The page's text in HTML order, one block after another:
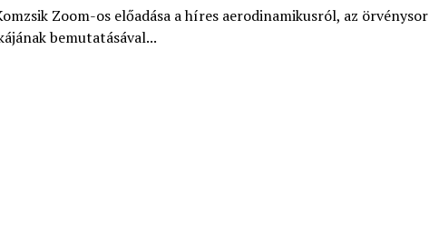
Zoom-os előadása a híres aerodinamikusról, az örvénysor
bemutatásával...